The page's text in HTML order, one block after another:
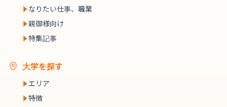
なりたい仕事、職業
親御様向け
特集記事
大学を探す
エリア
特徴